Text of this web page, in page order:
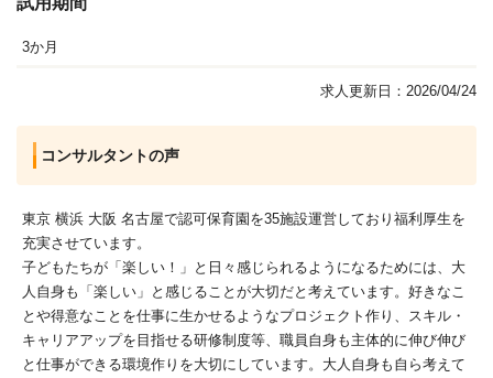
3か月
求人更新日：2026/04/24
コンサルタントの声
東京 横浜 大阪 名古屋で認可保育園を35施設運営しており福利厚生を
充実させています。
子どもたちが「楽しい！」と日々感じられるようになるためには、大
人自身も「楽しい」と感じることが大切だと考えています。好きなこ
とや得意なことを仕事に生かせるようなプロジェクト作り、スキル・
キャリアアップを目指せる研修制度等、職員自身も主体的に伸び伸び
と仕事ができる環境作りを大切にしています。大人自身も自ら考えて